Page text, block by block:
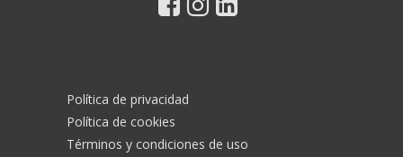
Política de privacidad
Política de cookies
Términos y condiciones de uso